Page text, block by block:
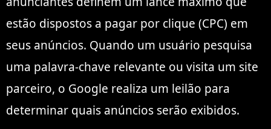
estão dispostos a pagar por clique (CPC) em
seus anúncios. Quando um usuário pesquisa
uma palavra-chave relevante ou visita um site
parceiro, o Google realiza um leilão para
determinar quais anúncios serão exibidos.